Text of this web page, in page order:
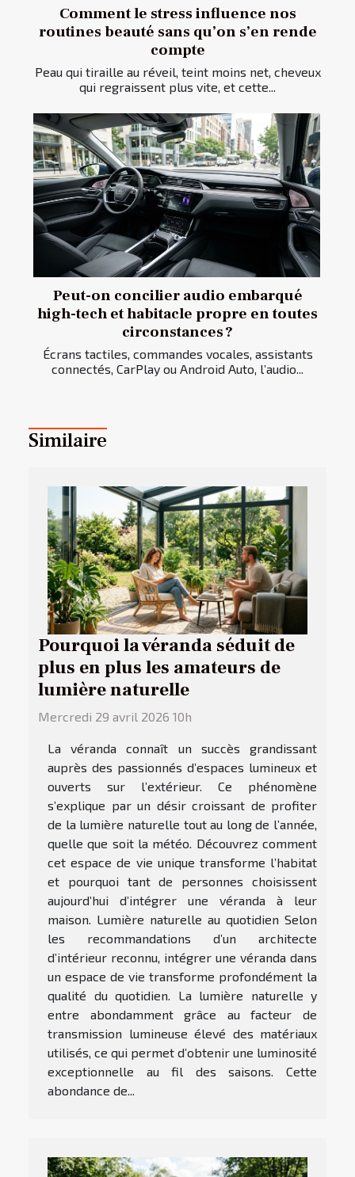
Comment le stress influence nos
routines beauté sans qu’on s’en rende
compte
Peau qui tiraille au réveil, teint moins net, cheveux
qui regraissent plus vite, et cette...
Peut-on concilier audio embarqué
high-tech et habitacle propre en toutes
circonstances ?
Écrans tactiles, commandes vocales, assistants
connectés, CarPlay ou Android Auto, l’audio...
Similaire
Pourquoi la véranda séduit de
plus en plus les amateurs de
lumière naturelle
Mercredi 29 avril 2026 10h
La véranda connaît un succès grandissant
auprès des passionnés d’espaces lumineux et
ouverts sur l’extérieur. Ce phénomène
s’explique par un désir croissant de profiter
de la lumière naturelle tout au long de l’année,
quelle que soit la météo. Découvrez comment
cet espace de vie unique transforme l’habitat
et pourquoi tant de personnes choisissent
aujourd’hui d’intégrer une véranda à leur
maison. Lumière naturelle au quotidien Selon
les recommandations d’un architecte
d’intérieur reconnu, intégrer une véranda dans
un espace de vie transforme profondément la
qualité du quotidien. La lumière naturelle y
entre abondamment grâce au facteur de
transmission lumineuse élevé des matériaux
utilisés, ce qui permet d’obtenir une luminosité
exceptionnelle au fil des saisons. Cette
abondance de...